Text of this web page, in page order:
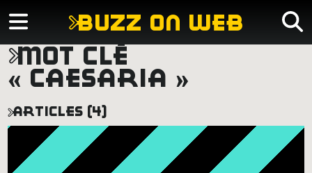
buzz on web
mot clé
« caesaria »
articles (4)